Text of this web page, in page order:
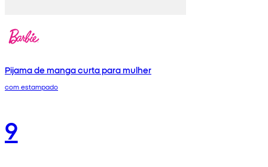
Pijama de manga curta para mulher
com estampado
9